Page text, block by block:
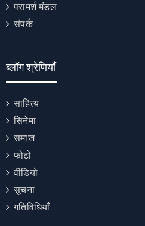
परामर्श मंडल
संपर्क
ब्लॉग श्रेणियाँ
साहित्य
सिनेमा
समाज
फोटो
वीडियो
सूचना
गतिविधियाँ